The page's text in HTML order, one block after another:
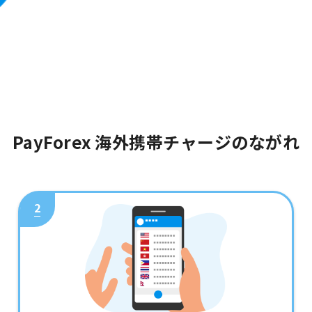
PayForex 海外携帯チャージのながれ
2